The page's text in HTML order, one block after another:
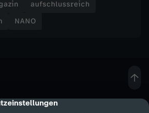
aufschlussreich
NANO